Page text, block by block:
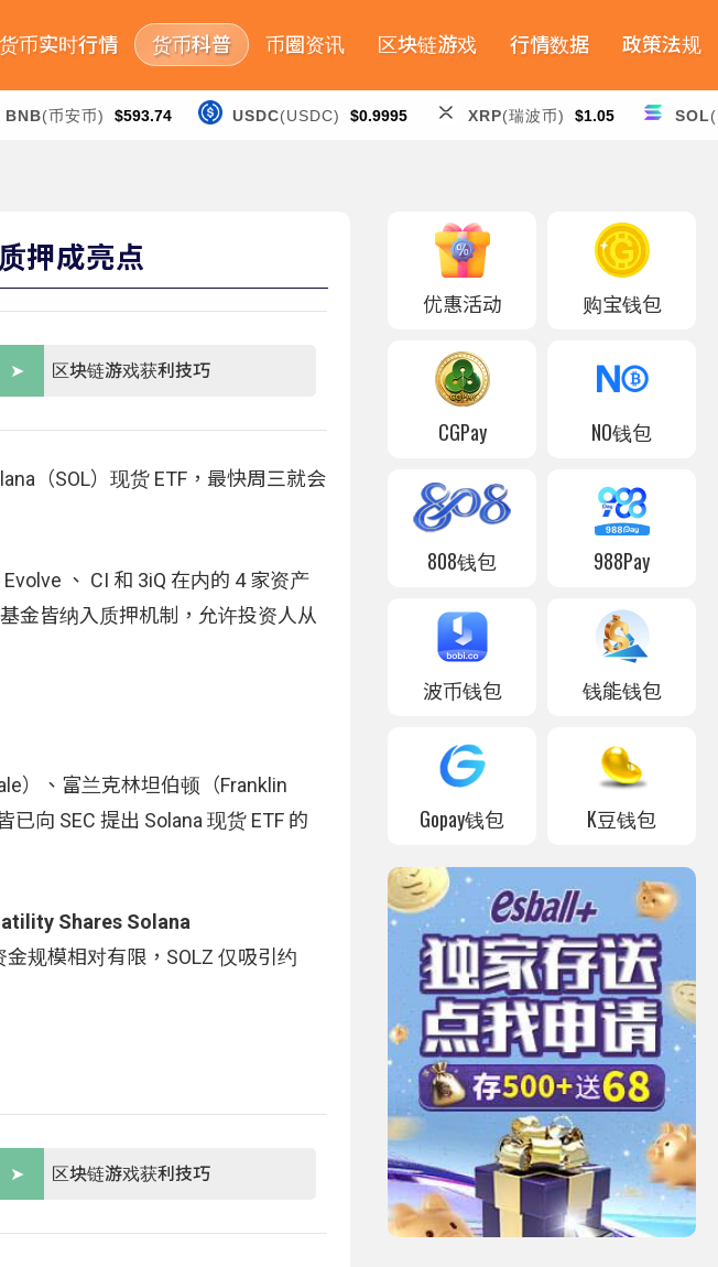
货币实时行情 货币科普 币圈资讯 区块链游戏 行情数据 政策法规
BNB(币安币) $593.74 USDC(USDC) $0.9995 XRP(瑞波币) $1.05 SOL
押成亮点
区块链游戏获利技巧
（SOL）现货 ETF，最快周三就会
、 CI 和 3iQ 在内的 4 家资产
金皆纳入质押机制，允许投资人从
）、富兰克林坦伯顿（Franklin
向 SEC 提出 Solana 现货 ETF 的
Shares Solana
金规模相对有限，SOLZ 仅吸引约
区块链游戏获利技巧
优惠活动 购宝钱包
CGPay NO钱包
808钱包 988Pay
波币钱包 钱能钱包
Gopay钱包 K豆钱包